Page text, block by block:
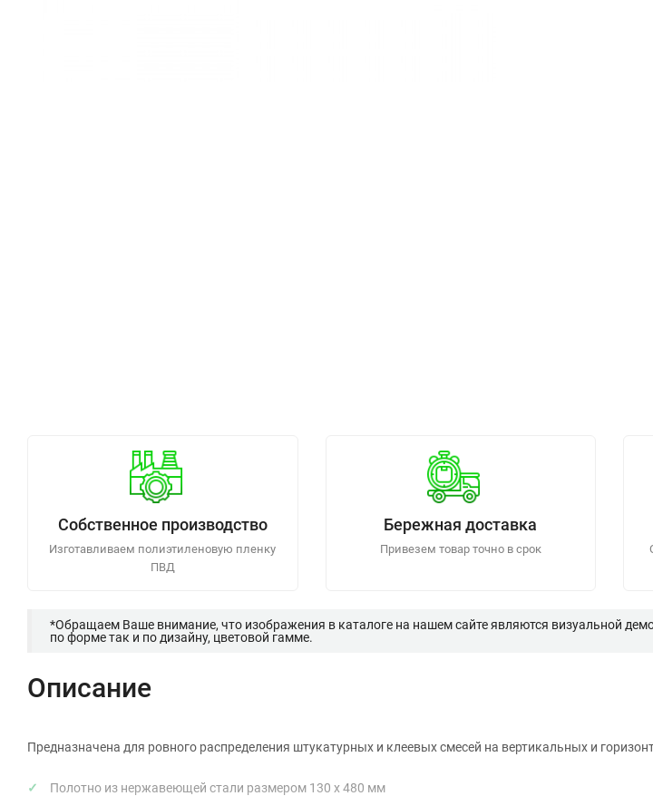
Собственное производство
Изготавливаем полиэтиленовую пленку
ПВД
Бережная доставка
Привезем товар точно в срок
*Обращаем Ваше внимание, что изображения в каталоге на нашем сайте являются визуальной
по форме так и по дизайну, цветовой гамме.
Описание
Предназначена для ровного распределения штукатурных и клеевых смесей на вертикальных и
Полотно из нержавеющей стали размером 130 х 480 мм